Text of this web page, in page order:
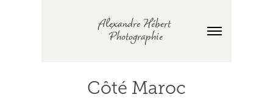
Alexandre Hébert
Photographie
Côté Maroc